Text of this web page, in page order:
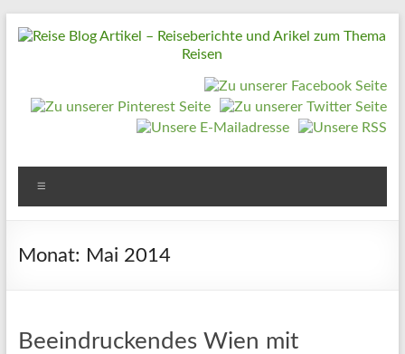
Inhalt
Blog
–
Reiseberichte
Arikel
zum
Reisen
Monat: Mai 2014
Beeindruckendes Wien mit